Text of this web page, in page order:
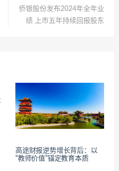
侨银股份发布2024年全年业
绩 上市五年持续回报股东
高途财报逆势增长背后：以
“教师价值”锚定教育本质